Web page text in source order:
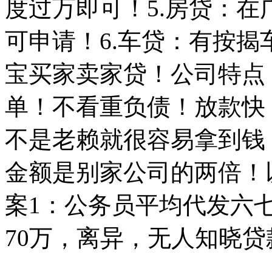
度过万即可！5.房贷：
可申请！6.车贷：有按揭
宝买家卖家贷！公司特
单！不看重负债！放款
不是老赖就很容易拿到
金额是别家公司的两倍
案1：公务员平均代发六
70万，离异，无人知晓